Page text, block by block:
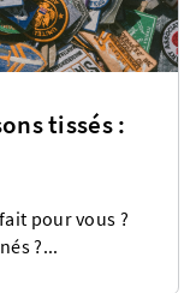
tissés :
pour vous ?
?...